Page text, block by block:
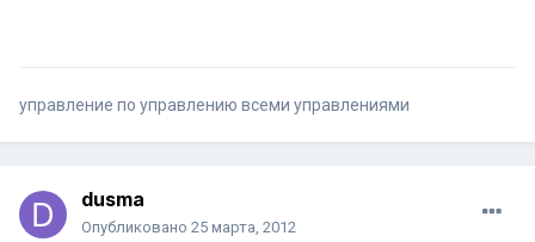
управление по управлению всеми управлениями
dusma
Опубликовано 25 марта, 2012